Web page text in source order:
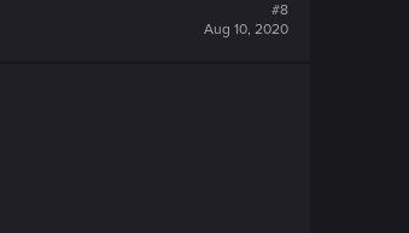
#8
Aug 10, 2020